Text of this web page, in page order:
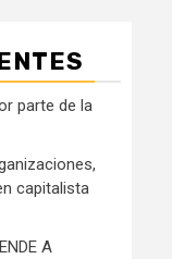
parte de la
capitalista
A